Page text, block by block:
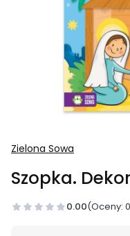
Zielona Sowa
Szopka.
0.00(Oceny: